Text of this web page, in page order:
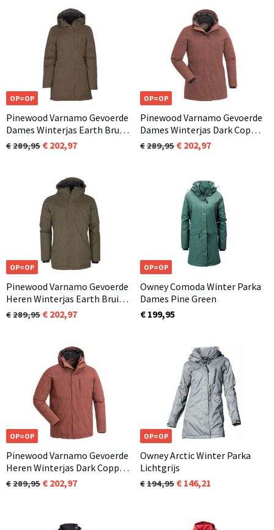
OP=OP
Pinewood Varnamo Gevoerde
Dames Winterjas Earth Bruin
(206)
289,95 202,97
OP=OP
Pinewood Varnamo Gevoerde
Dames Winterjas Dark Copper
(566)
289,95 202,97
OP=OP
Pinewood Varnamo Gevoerde
Heren Winterjas Earth Bruin
(206)
289,95 202,97
OP=OP
Owney Comoda Winter Parka
Dames Pine Green
€ 199,95
OP=OP
Pinewood Varnamo Gevoerde
Heren Winterjas Dark Copper
(566)
289,95 202,97
OP=OP
Owney Arctic Winter Parka
Lichtgrijs
194,95 146,21